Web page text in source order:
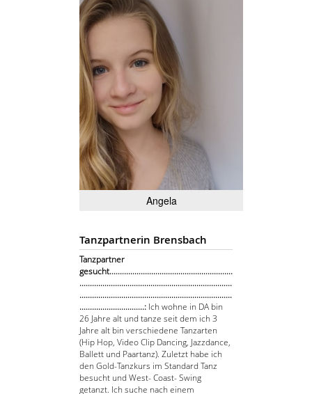
Angela
Tanzpartnerin Brensbach
Tanzpartner
gesucht...........................................................
.........................................................................
.........................................................................
...............................: Ich wohne in DA bin
26 Jahre alt und tanze seit dem ich 3
Jahre alt bin verschiedene Tanzarten
(Hip Hop, Video Clip Dancing, Jazzdance,
Ballett und Paartanz). Zuletzt habe ich
den Gold-Tanzkurs im Standard Tanz
besucht und West- Coast- Swing
getanzt. Ich suche nach einem